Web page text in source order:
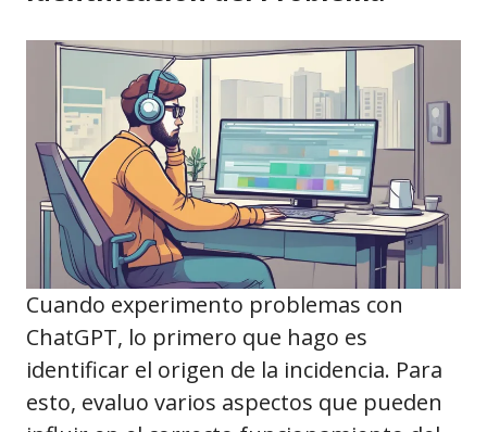
Cuando experimento problemas con
ChatGPT, lo primero que hago es
identificar el origen de la incidencia. Para
esto, evaluo varios aspectos que pueden